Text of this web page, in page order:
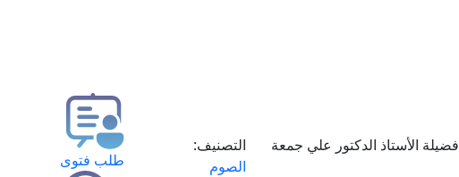
فضيلة الأستاذ الدكتور علي جمعة
التصنيف:
الصوم
طلب فتوى